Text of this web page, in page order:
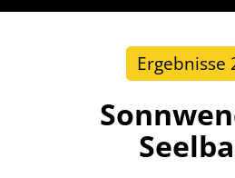
Ergebnisse